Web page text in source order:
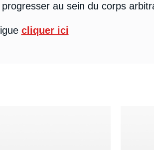
au sein du corps
cliquer ici